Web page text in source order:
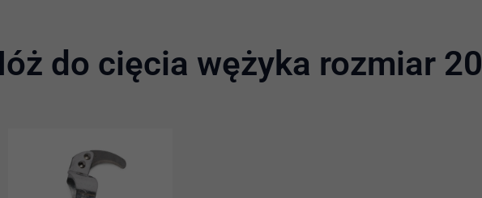
do cięcia wężyka rozmiar 20